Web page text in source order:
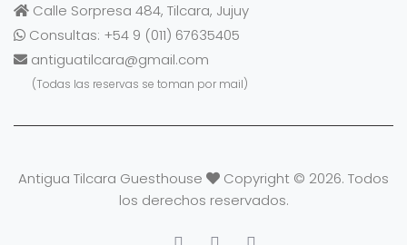
Calle Sorpresa 484, Tilcara, Jujuy
Consultas: +54 9 (011) 67635405
antiguatilcara@gmail.com
(Todas las reservas se toman por mail)
Antigua Tilcara Guesthouse
Copyright © 2026. Todos
los derechos reservados.